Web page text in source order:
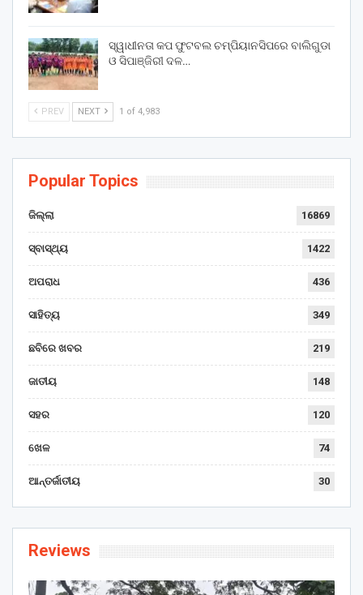
ସ୍ୱାଧୀନତା କପ ଫୁଟବଲ ଚମ୍ପିୟାନସିପରେ ବାଲିଗୁଡା
ଓ ସିପାଞ୍ଜିରୀ ଦଳ…
PREV NEXT 1 of 4,983
Popular Topics
ଜିଲ୍ଲା 16869
ସ୍ବାସ୍ଥ୍ୟ 1422
ଅପରାଧ 436
ସାହିତ୍ୟ 349
ଛବିରେ ଖବର 219
ଜାତୀୟ 148
ସହର 120
ଖେଳ 74
ଆନ୍ତର୍ଜାତୀୟ 30
Reviews